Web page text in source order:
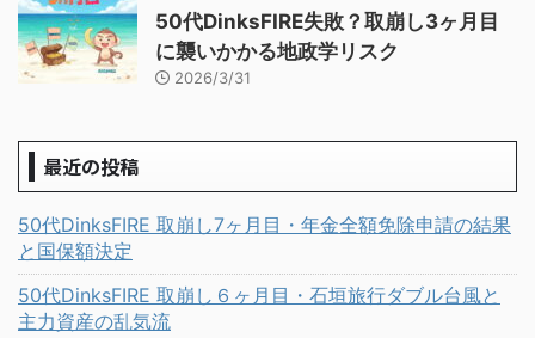
50代DinksFIRE失敗？取崩し3ヶ月目
に襲いかかる地政学リスク
2026/3/31
最近の投稿
50代DinksFIRE 取崩し7ヶ月目・年金全額免除申請の結果
と国保額決定
50代DinksFIRE 取崩し６ヶ月目・石垣旅行ダブル台風と
主力資産の乱気流